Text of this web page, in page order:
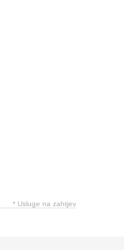
* Usluge na zahtjev